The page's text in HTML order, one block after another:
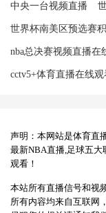
中央一台视频直播
世界杯南美区预选赛
nba总决赛视频直播在
cctv5+体育直播在线观
声明：本网站是体育直
最新NBA直播,足球五
观看！
本站所有直播信号和视
所有内容均来自互联网